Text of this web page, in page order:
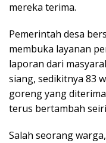
mereka terima.
Pemerintah desa
membuka layanan
laporan dari
siang, sedikitnya 83
goreng yang
terus bertambah
Salah seorang